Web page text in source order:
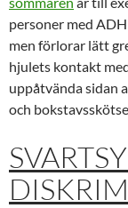
personer med
men förlorar lätt
hjulets kontakt
uppåtvända sidan
och